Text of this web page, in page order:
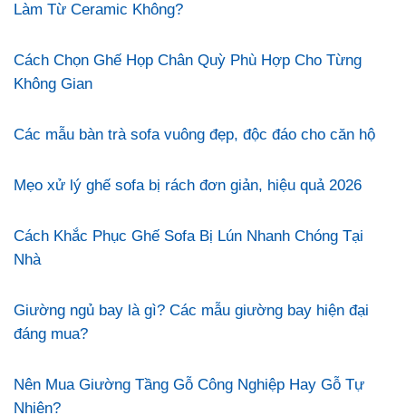
Làm Từ Ceramic Không?
Cách Chọn Ghế Họp Chân Quỳ Phù Hợp Cho Từng
Không Gian
Các mẫu bàn trà sofa vuông đẹp, độc đáo cho căn hộ
Mẹo xử lý ghế sofa bị rách đơn giản, hiệu quả 2026
Cách Khắc Phục Ghế Sofa Bị Lún Nhanh Chóng Tại
Nhà
Giường ngủ bay là gì? Các mẫu giường bay hiện đại
đáng mua?
Nên Mua Giường Tầng Gỗ Công Nghiệp Hay Gỗ Tự
Nhiên?